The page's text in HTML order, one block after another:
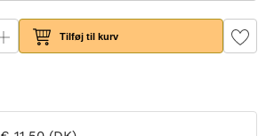
Tilføj til kurv